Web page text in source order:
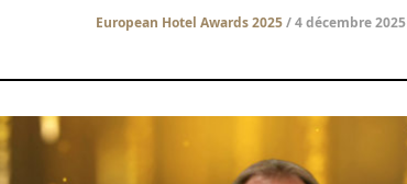
European Hotel Awards 2025/ 4 décembre 2025